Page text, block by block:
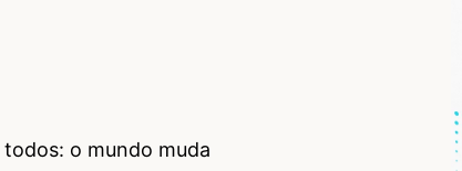
o mundo muda